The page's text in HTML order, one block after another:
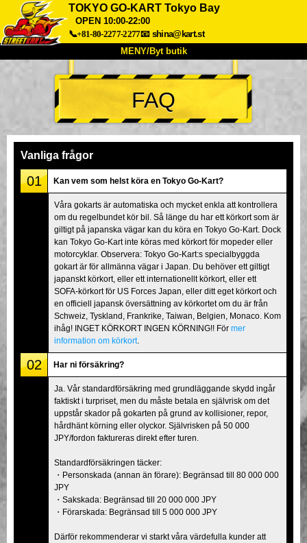
TOKYO GO-KART Tokyo Bay
OPEN 10:00-22:00
📞+81-80-2277-2277📧 shina@kart.st
MENY/Byt butik
Om oss Specifikationer Pris
Hitta hit Röster
Tokyo Shinagawa Tokyo Akihabara#1
Tokyo Akihabara#2 Tokyo Shibuya
Tokyo Shibuya Annex Tokyo Bay
Tokyo Asakusa Osaka
Okinawa
FAQ
Vanliga frågor
01 Kan vem som helst köra en Tokyo Go-Kart?
Våra gokarts är automatiska och mycket enkla att kontrollera
om du regelbundet kör bil. Så länge du har ett körkort som är
giltigt på japanska vägar kan du köra en Tokyo Go-Kart. Dock
kan Tokyo Go-Kart inte köras med körkort för mopeder eller
motorcyklar. Observera: Tokyo Go-Kart:s specialbyggda
gokart är för allmänna vägar i Japan. Du behöver ett giltigt
japanskt körkort, eller ett internationellt körkort, eller ett
SOFA-körkort för US Forces Japan, eller ditt eget körkort och
en officiell japansk översättning av körkortet om du är från
Schweiz, Tyskland, Frankrike, Taiwan, Belgien, Monaco. Kom
ihåg! INGET KÖRKORT INGEN KÖRNING!! För mer
information om körkort.
02 Har ni försäkring?
Ja. Vår standardförsäkring med grundläggande skydd ingår
faktiskt i turpriset, men du måste betala en självrisk om det
uppstår skador på gokarten på grund av kollisioner, repor,
hårdhänt körning eller olyckor. Självrisken på 50 000
JPY/fordon faktureras direkt efter turen.
Standardförsäkringen täcker:
・Personskada (annan än förare): Begränsad till 80 000 000
JPY
・Sakskada: Begränsad till 20 000 000 JPY
・Förarskada: Begränsad till 5 000 000 JPY
Därför rekommenderar vi starkt våra värdefulla kunder att